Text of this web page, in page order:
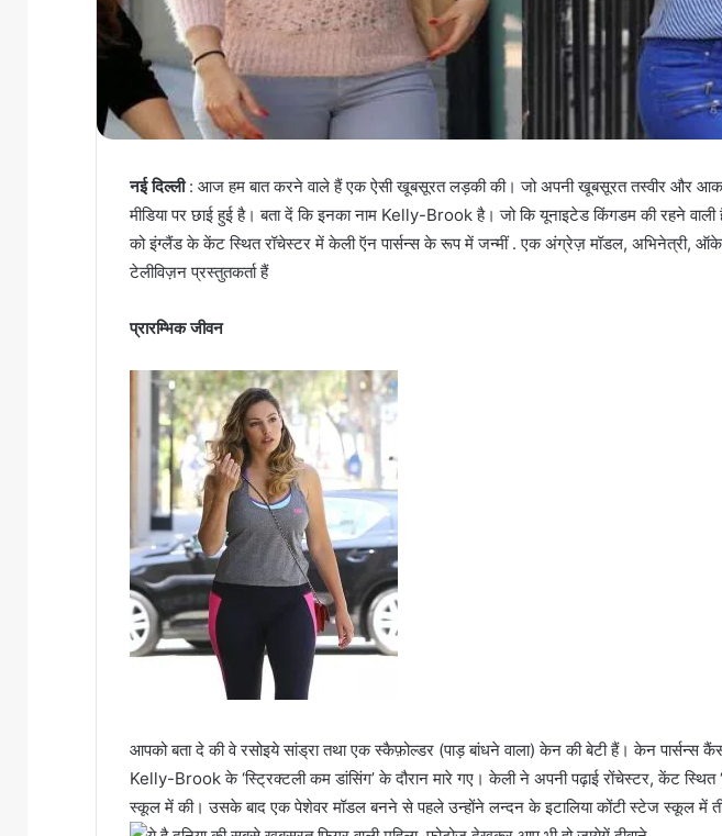
नई दिल्ली: आज हम बात करने वाले हैं एक ऐसी खूबसूरत लड़की की। जो अपनी खूबसूरत तस्वीर और
मीडिया पर छाई हुई है। बता दें कि इनका नाम Kelly-Brook है। जो कि यूनाइटेड किंगडम की रहने
को इंग्लैंड के केंट स्थित रॉचेस्टर में केली ऍन पार्सन्स के रूप में जन्मीं . एक अंग्रेज़ मॉडल, अभिनेत्री,
टेलीविज़न प्रस्तुतकर्ता हैं
प्रारम्भिक जीवन
आपको बता दे की वे रसोइये सांड्रा तथा एक स्कैफ़ोल्डर (पाड़ बांधने वाला) केन की बेटी हैं। केन
Kelly-Brook के ‘स्ट्रिक्टली कम डांसिंग’ के दौरान मारे गए। केली ने अपनी पढ़ाई रोंचेस्टर, केंट स्थित
स्कूल में की। उसके बाद एक पेशेवर मॉडल बनने से पहले उन्होंने लन्दन के इटालिया कोंटी स्टेज स्कूल में